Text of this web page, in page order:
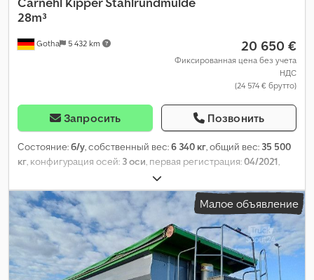
Gotha 5 432 km
28m³
20 650 €
Фиксированная цена без учета
НДС
(24 574 € брутто)
Запросить Позвонить
Состояние:б/у, собственный вес:6 340 кг, общий вес: 35 500
кг, конфигурация осей: 3 оси, первая регистрация:04/2021,
7 000 мм
загрузки:2 340 мм, высота грузового отсека:1 770 мм, объем
грузового пространства: 28 м³ , подвеска:воздух, размер
шины:385/65 R22,5 , цвет:серый , Год выпуска: 2021
, пробег:
451 820 км
, Оборудование: ABS,
Малое объявление